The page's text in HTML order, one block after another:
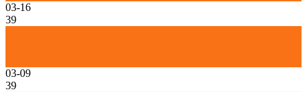
03-16
39
03-09
39